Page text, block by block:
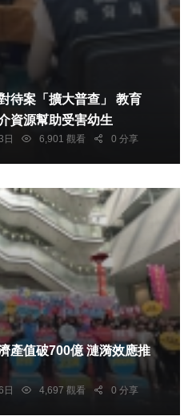
案「擴大普查」 教育
資源幫助受害幼生
日 6,901 觀看 0 分享
700億 漣漪效應推
日 4,697 觀看 0 分享